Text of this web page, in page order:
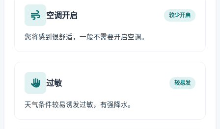
空调开启 较少开启
您将感到很舒适，一般不需要开启空调。
过敏 较易发
天气条件较易诱发过敏，有强降水。